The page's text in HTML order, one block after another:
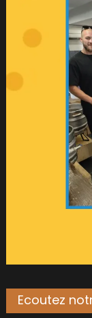
Ecoutez